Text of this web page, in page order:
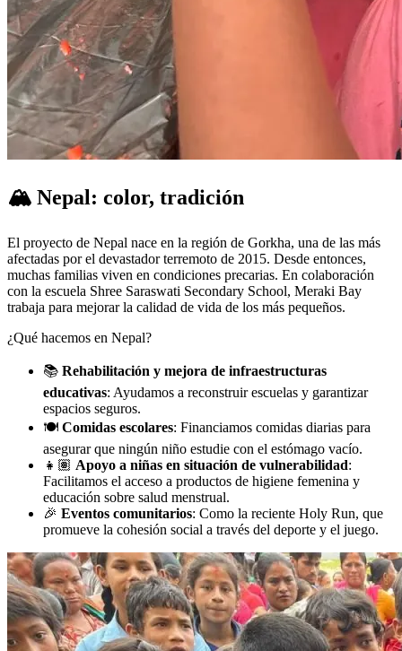
🏔️ Nepal: color, tradición
El proyecto de Nepal nace en la región de Gorkha, una de las más
afectadas por el devastador terremoto de 2015. Desde entonces,
muchas familias viven en condiciones precarias. En colaboración
con la escuela Shree Saraswati Secondary School, Meraki Bay
trabaja para mejorar la calidad de vida de los más pequeños.
¿Qué hacemos en Nepal?
📚 Rehabilitación y mejora de infraestructuras
educativas: Ayudamos a reconstruir escuelas y garantizar
espacios seguros.
🍽️ Comidas escolares: Financiamos comidas diarias para
asegurar que ningún niño estudie con el estómago vacío.
👧🏽 Apoyo a niñas en situación de vulnerabilidad:
Facilitamos el acceso a productos de higiene femenina y
educación sobre salud menstrual.
🎉 Eventos comunitarios: Como la reciente Holy Run, que
promueve la cohesión social a través del deporte y el juego.